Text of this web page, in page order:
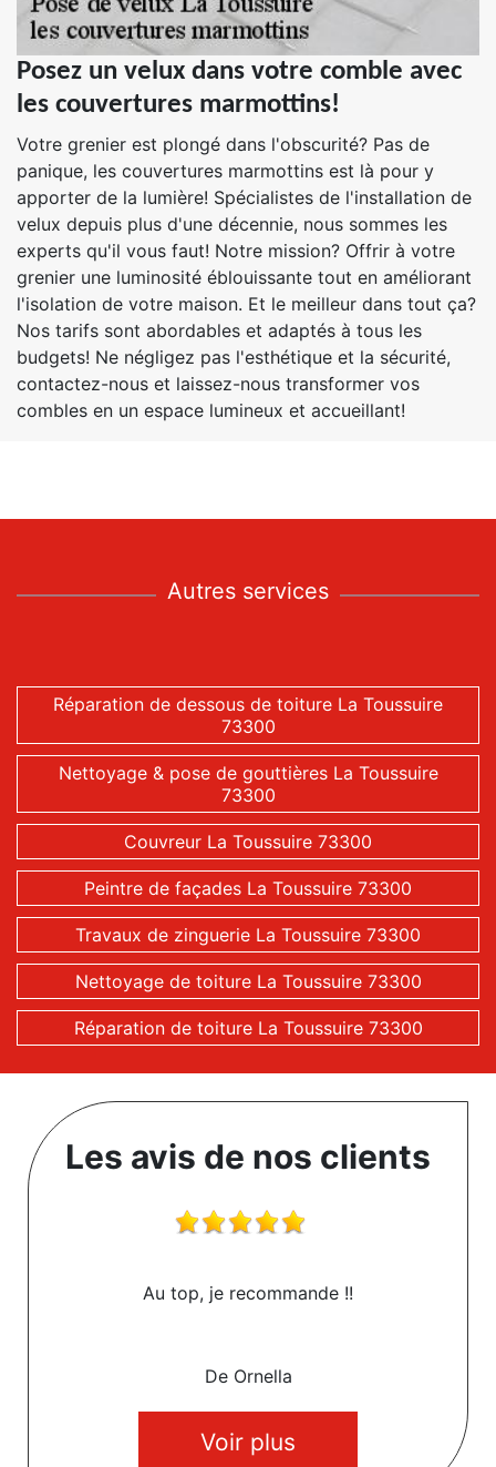
Posez un velux dans votre comble avec
les couvertures marmottins!
Votre grenier est plongé dans l'obscurité? Pas de
panique, les couvertures marmottins est là pour y
apporter de la lumière! Spécialistes de l'installation de
velux depuis plus d'une décennie, nous sommes les
experts qu'il vous faut! Notre mission? Offrir à votre
grenier une luminosité éblouissante tout en améliorant
l'isolation de votre maison. Et le meilleur dans tout ça?
Nos tarifs sont abordables et adaptés à tous les
budgets! Ne négligez pas l'esthétique et la sécurité,
contactez-nous et laissez-nous transformer vos
combles en un espace lumineux et accueillant!
Autres services
Réparation de dessous de toiture La Toussuire
73300
Nettoyage & pose de gouttières La Toussuire
73300
Couvreur La Toussuire 73300
Peintre de façades La Toussuire 73300
Travaux de zinguerie La Toussuire 73300
Nettoyage de toiture La Toussuire 73300
Réparation de toiture La Toussuire 73300
Les avis de nos clients
Au top, je recommande !!
De Ornella
Voir plus